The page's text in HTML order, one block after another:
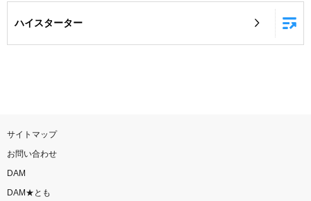
ハイスターター
サイトマップ
お問い合わせ
DAM
DAM★とも